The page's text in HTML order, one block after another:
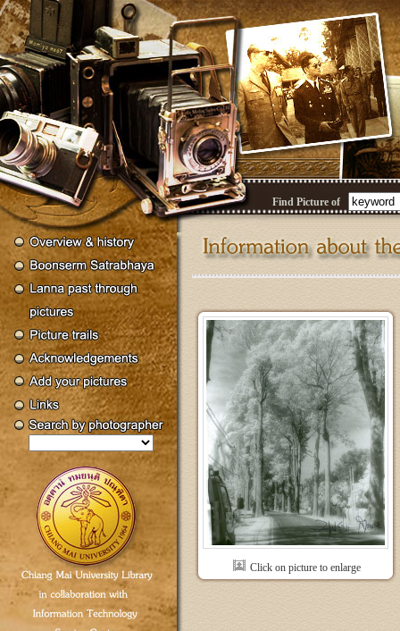
Find Picture of
Click on picture to enlarge